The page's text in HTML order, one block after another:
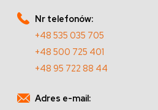
Nr telefonów:
+48 535 035 705
+48 500 725 401
+48 95 722 88 44
Adres e-mail: